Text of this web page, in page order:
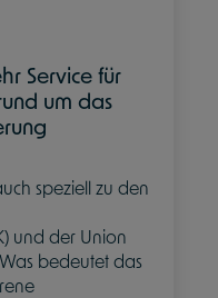
Service für
um das
speziell zu den
und der Union
bedeutet das